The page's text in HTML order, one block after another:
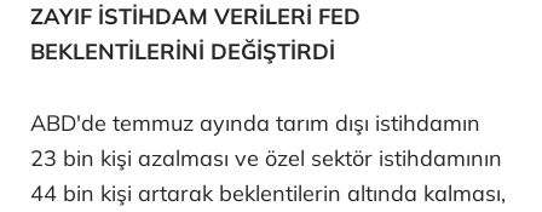
ZAYIF İSTİHDAM VERİLERİ FED
BEKLENTİLERİNİ DEĞİŞTİRDİ
ABD'de temmuz ayında tarım dışı istihdamın
23 bin kişi azalması ve özel sektör istihdamının
44 bin kişi artarak beklentilerin altında kalması,